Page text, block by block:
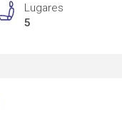
Lugares
5